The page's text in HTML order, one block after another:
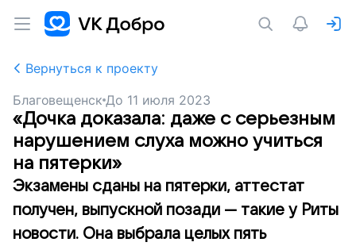
Вернуться к проекту
Благовещенск До 11 июля 2023
«Дочка доказала: даже с серьезным
нарушением слуха можно учиться
на пятерки»
Экзамены сданы на пятерки, аттестат
получен, выпускной позади — такие у Риты
новости. Она выбрала целых пять